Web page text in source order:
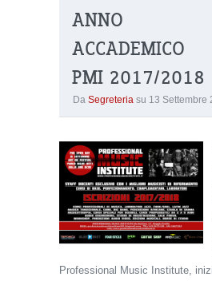
ANNO
ACCADEMICO
PMI 2017/2018
Da Segreteria su 13 Settembre
Professional Music Institute,